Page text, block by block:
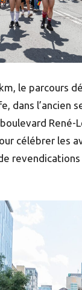
le parcours
dans l’ancien
célébrer les